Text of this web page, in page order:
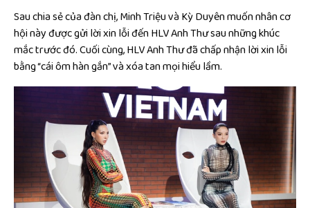
Sau chia sẻ của đàn chị, Minh Triệu và Kỳ Duyên muốn nhân cơ
hội này được gửi lời xin lỗi đến HLV Anh Thư sau những khúc
mắc trước đó. Cuối cùng, HLV Anh Thư đã chấp nhận lời xin lỗi
bằng “cái ôm hàn gắn” và xóa tan mọi hiểu lầm.